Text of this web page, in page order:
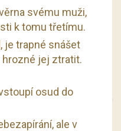
svému muži,
k tomu třetímu.
je trapné snášet
hrozné jej ztratit.
osud do
ale v